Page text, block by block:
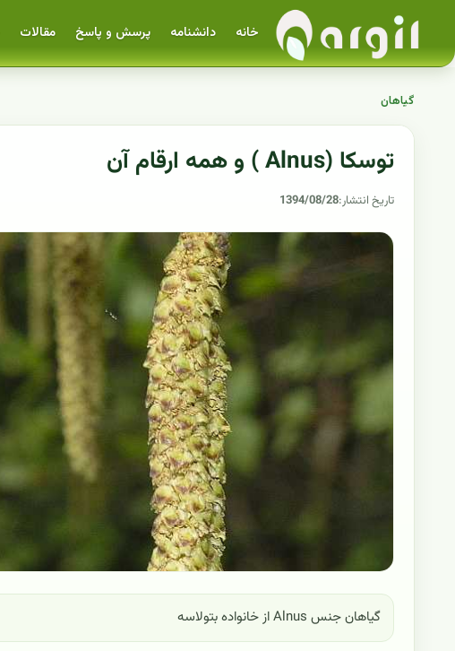
خانه دانشنامه پرسش و پاسخ مقالات
گیاهان
توسکا (Alnus ) و همه ارقام آن
تاریخ انتشار:1394/08/28
گیاهان جنس Alnus از خانواده بتولاسه